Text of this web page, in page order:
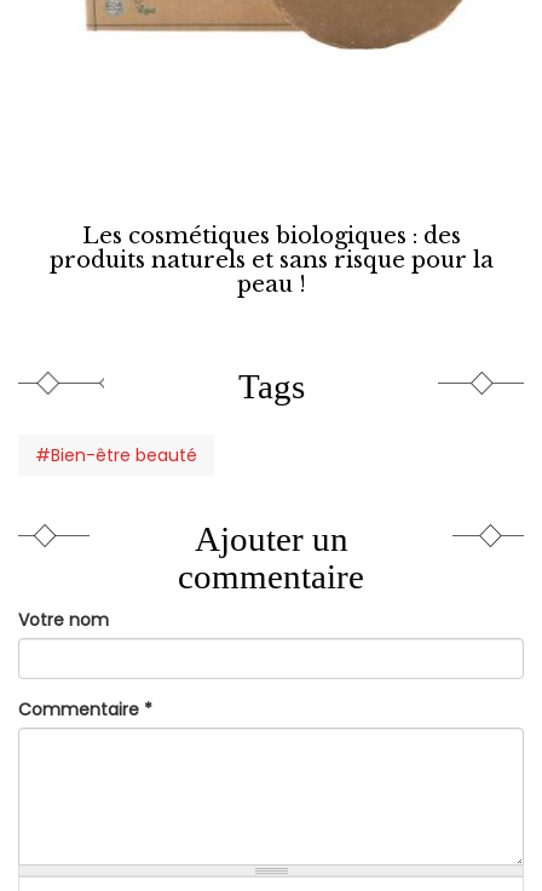
Les cosmétiques biologiques : des
produits naturels et sans risque pour la
peau !
Tags
#Bien-être beauté
Ajouter un
commentaire
Votre nom
Commentaire *